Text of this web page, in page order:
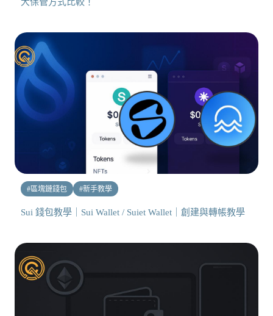
#區塊鏈錢包 #新手教學
Sui 錢包教學｜Sui Wallet / Suiet Wallet｜創建與轉帳教學